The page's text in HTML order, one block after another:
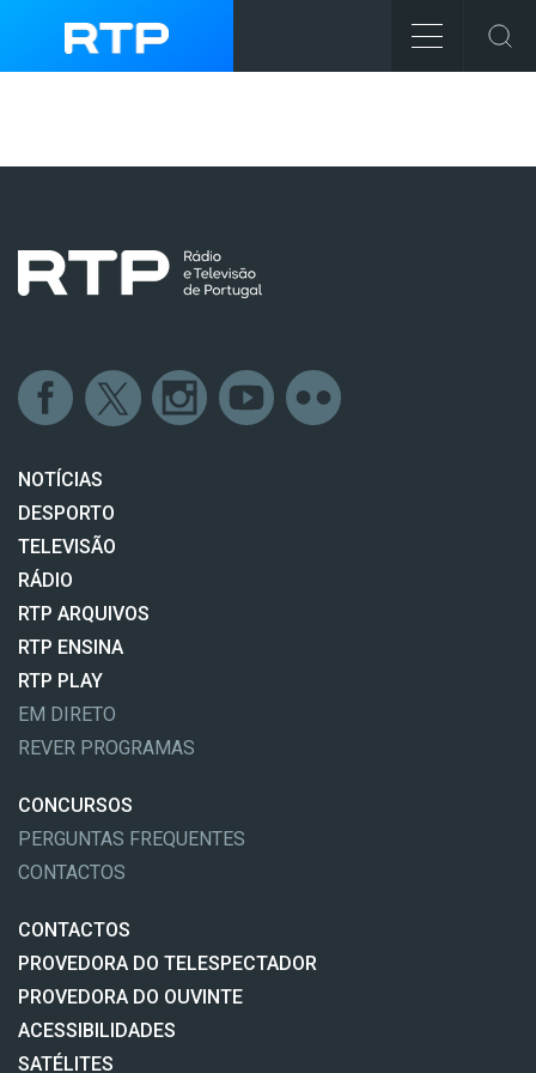
NOTÍCIAS
DESPORTO
TELEVISÃO
RÁDIO
RTP ARQUIVOS
RTP ENSINA
RTP PLAY
EM DIRETO
REVER PROGRAMAS
CONCURSOS
PERGUNTAS FREQUENTES
CONTACTOS
CONTACTOS
PROVEDORA DO TELESPECTADOR
PROVEDORA DO OUVINTE
ACESSIBILIDADES
SATÉLITES